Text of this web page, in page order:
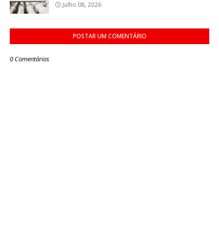
Julho 08, 2026
POSTAR UM COMENTÁRIO
0 Comentários